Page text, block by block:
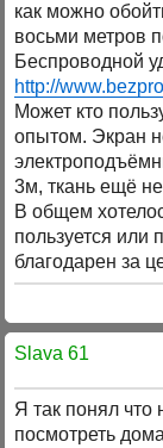
как можно
восьми метров
Беспроводной
http://
Может кто
опытом. Экран
3м, ткань ещё
В общем
пользуется или
благодарен за
Slava 61
Я так понял
посмотреть